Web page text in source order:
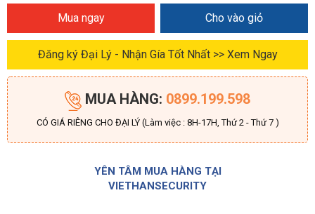
Mua ngay Cho vào giỏ
Đăng ký Đại Lý - Nhận Gía Tốt Nhất >> Xem Ngay
MUA HÀNG: 0899.199.598
CÓ GIÁ RIÊNG CHO ĐẠI LÝ (Làm việc : 8H-17H, Thứ 2 - Thứ 7 )
YÊN TÂM MUA HÀNG TẠI
VIETHANSECURITY